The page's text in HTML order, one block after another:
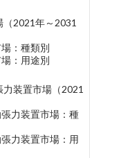
2021年～2031
：種類別
：用途別
装置市場（2021
力装置市場：種
力装置市場：用